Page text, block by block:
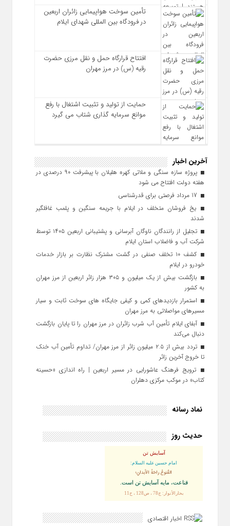
تأمین سوخت هواپیمایی زائران اربعین
در فرودگاه بین المللی شهدای ایلام
افتتاح قرارگاه حمل‌ و نقل مرزی حضرت
رقیه (س) در مرز مهران
حمایت از تولید و تثبیت اشتغال با رفع
موانع سرمایه‌ گذاری شتاب می‌ گیرد
آخرین اخبار
پروژه سازه سنگی و ملاتی کهره هلیلان با پیشرفت ۹۰ درصدی در
هفته دولت افتتاح می شود
یخ‌ فروشان متخلف در ایلام با جریمه سنگین و پلمب غافلگیر
شدند
تجلیل از رانندگان ناوگان آبرسانی و پشتیبانی اربعین ۱۴۰۵ توسط
شرکت آب و فاضلاب استان ایلام
کشف ۱۰ تخلف صنفی در گشت مشترک نظارت بر بازار خدمات
خودرو در ایلام
بازگشت بیش از یک میلیون و ۳۰۵ هزار زائر اربعین از مرز مهران
به کشور
استمرار بازدیدهای کمی و کیفی جایگاه‌ های سوخت ثابت و سیار
مسیرهای مواصلاتی به مرز مهران
آبفای ایلام تأمین آب شرب زائران در مرز مهران را تا پایان بازگشت
دنبال می‌کند
تردد بیش از ۲.۵ میلیون زائر از مرز مهران/ تداوم تأمین آب خنک
تا خروج آخرین زائر
ترویج فرهنگ عاشورایی در مسیر اربعین | راه‌ اندازی «حسینه
کتاب» در موکب مرکزی دهلران
نماد رسانه
حدیث روز
آسایش تن
امام حسین علیه السلام:
القُنوعُ راحَةُ الأبدانِ؛
قناعت، مايه آسايش تن است.
بحارالأنوار: ج78 ، ص128 ، ح11
اخبار اقتصادی